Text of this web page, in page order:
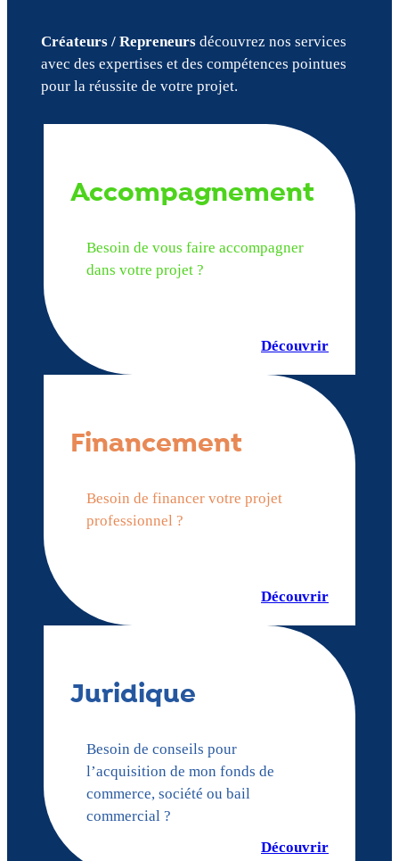
Créateurs / Repreneursdécouvrez nos services
avec des expertises et des compétences pointues
pour la réussite de votre projet.
Accompagnement
Besoin de vous faire accompagner
dans votre projet ?
Découvrir
Financement
Besoin de financer votre projet
professionnel ?
Découvrir
Juridique
Besoin de conseils pour
l’acquisition de mon fonds de
commerce, société ou bail
commercial ?
Découvrir